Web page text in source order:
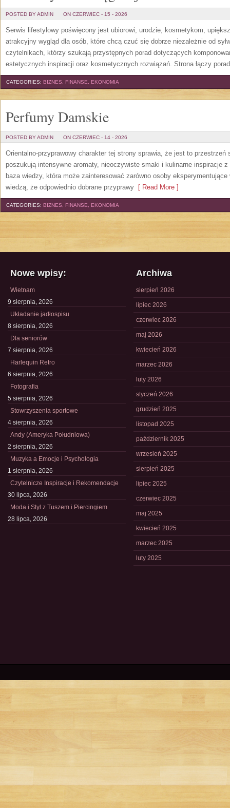
POSTED BY ADMIN ON CZERWIEC - 15 - 2026
Serwis lifestylowy poświęcony jest ubiorowi, urodzie, kosmetykom,
atrakcyjny wygląd dla osób, które chcą czuć się dobrze niezależnie od
czytelnikach, którzy szukają przystępnych porad dotyczących
estetycznych inspiracji oraz kosmetycznych rozwiązań. Strona łączy
CATEGORIES: BIZNES, FINANSE, EKONOMIA
Perfumy Damskie
POSTED BY ADMIN ON CZERWIEC - 14 - 2026
Orientalno-przyprawowy charakter tej strony sprawia, że jest to
poszukują intensywne aromaty, nieoczywiste smaki i kulinarne inspiracje
baza wiedzy, która może zainteresować zarówno osoby
wiedzą, że odpowiednio dobrane przyprawy [ Read More ]
CATEGORIES: BIZNES, FINANSE, EKONOMIA
Nowe wpisy:
Wietnam
9 sierpnia, 2026
Układanie jadłospisu
8 sierpnia, 2026
Dla seniorów
7 sierpnia, 2026
Harlequin Retro
6 sierpnia, 2026
Fotografia
5 sierpnia, 2026
Stowrzyszenia sportowe
4 sierpnia, 2026
Andy (Ameryka Południowa)
2 sierpnia, 2026
Muzyka a Emocje i Psychologia
1 sierpnia, 2026
Czytelnicze Inspiracje i Rekomendacje
30 lipca, 2026
Moda i Styl z Tuszem i Piercingiem
28 lipca, 2026
Archiwa
sierpień 2026
lipiec 2026
czerwiec 2026
maj 2026
kwiecień 2026
marzec 2026
luty 2026
styczeń 2026
grudzień 2025
listopad 2025
październik 2025
wrzesień 2025
sierpień 2025
lipiec 2025
czerwiec 2025
maj 2025
kwiecień 2025
marzec 2025
luty 2025